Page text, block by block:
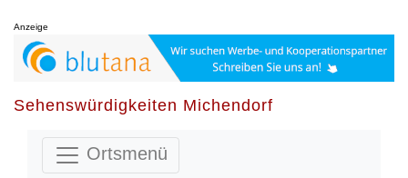
Anzeige
Sehenswürdigkeiten Michendorf
Ortsmenü